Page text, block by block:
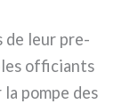
de leur pre­
offi­cian­ts
pom­pe des